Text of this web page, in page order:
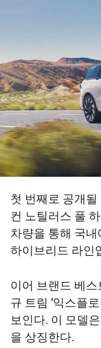
첫 번째로 공개될
컨 노틸러스 풀
차량을 통해 국
하이브리드 라인
이어 브랜드 베
규 트림 ‘익스플
보인다. 이 모델
을 상징한다.